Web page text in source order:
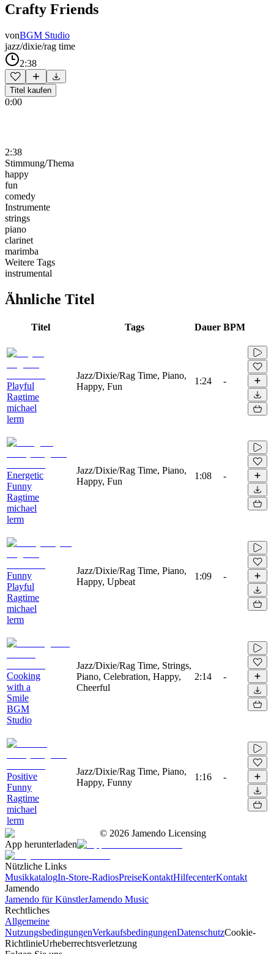
Crafty Friends
vonBGM Studio
jazz/dixie/rag time
2:38
Titel kaufen
0:00
2:38
Stimmung/Thema
happy
fun
comedy
Instrumente
strings
piano
clarinet
marimba
Weitere Tags
instrumental
Ähnliche Titel
Titel Tags Dauer BPM
Playful
Ragtime
michael
lerm
Jazz/Dixie/Rag Time, Piano,
Happy, Fun
1:24 -
Energetic
Funny
Ragtime
michael
lerm
Jazz/Dixie/Rag Time, Piano,
Happy, Fun
1:08 -
Funny
Playful
Ragtime
michael
lerm
Jazz/Dixie/Rag Time, Piano,
Happy, Upbeat
1:09 -
Cooking
with a
Smile
BGM
Studio
Jazz/Dixie/Rag Time, Strings,
Piano, Celebration, Happy,
Cheerful
2:14 -
Positive
Funny
Ragtime
michael
lerm
Jazz/Dixie/Rag Time, Piano,
Happy, Funny
1:16 -
© 2026 Jamendo Licensing
App herunterladen
Nützliche Links
MusikkatalogIn-Store-RadiosPreiseKontaktHilfecenterKontakt
Jamendo
Jamendo für KünstlerJamendo Music
Rechtliches
Allgemeine
NutzungsbedingungenVerkaufsbedingungenDatenschutzCookie-
RichtlinieUrheberrechtsverletzung